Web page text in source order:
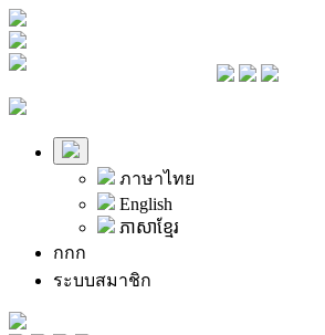
ภาษาไทย
English
ភាសាខ្មែរ
กกก
ระบบสมาชิก